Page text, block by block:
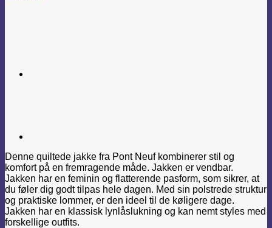
Denne quiltede jakke fra Pont Neuf kombinerer stil og
komfort på en fremragende måde. Jakken er vendbar.
Jakken har en feminin og flatterende pasform, som sikrer, at
du føler dig godt tilpas hele dagen. Med sin polstrede struktur
og praktiske lommer, er den ideel til de køligere dage.
Jakken har en klassisk lynlåslukning og kan nemt styles med
forskellige outfits.